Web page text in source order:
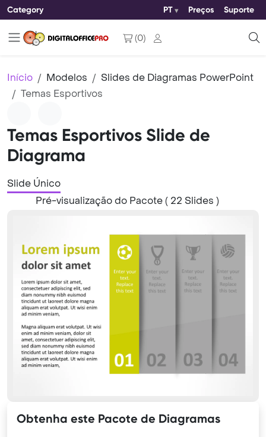
Category PT Preços Suporte
(0)
Início Modelos
Slides de Diagramas PowerPoint
Temas Esportivos
Temas Esportivos Slide de
Diagrama
Slide Único
Pré-visualização do Pacote ( 22 Slides )
Obtenha este Pacote de Diagramas